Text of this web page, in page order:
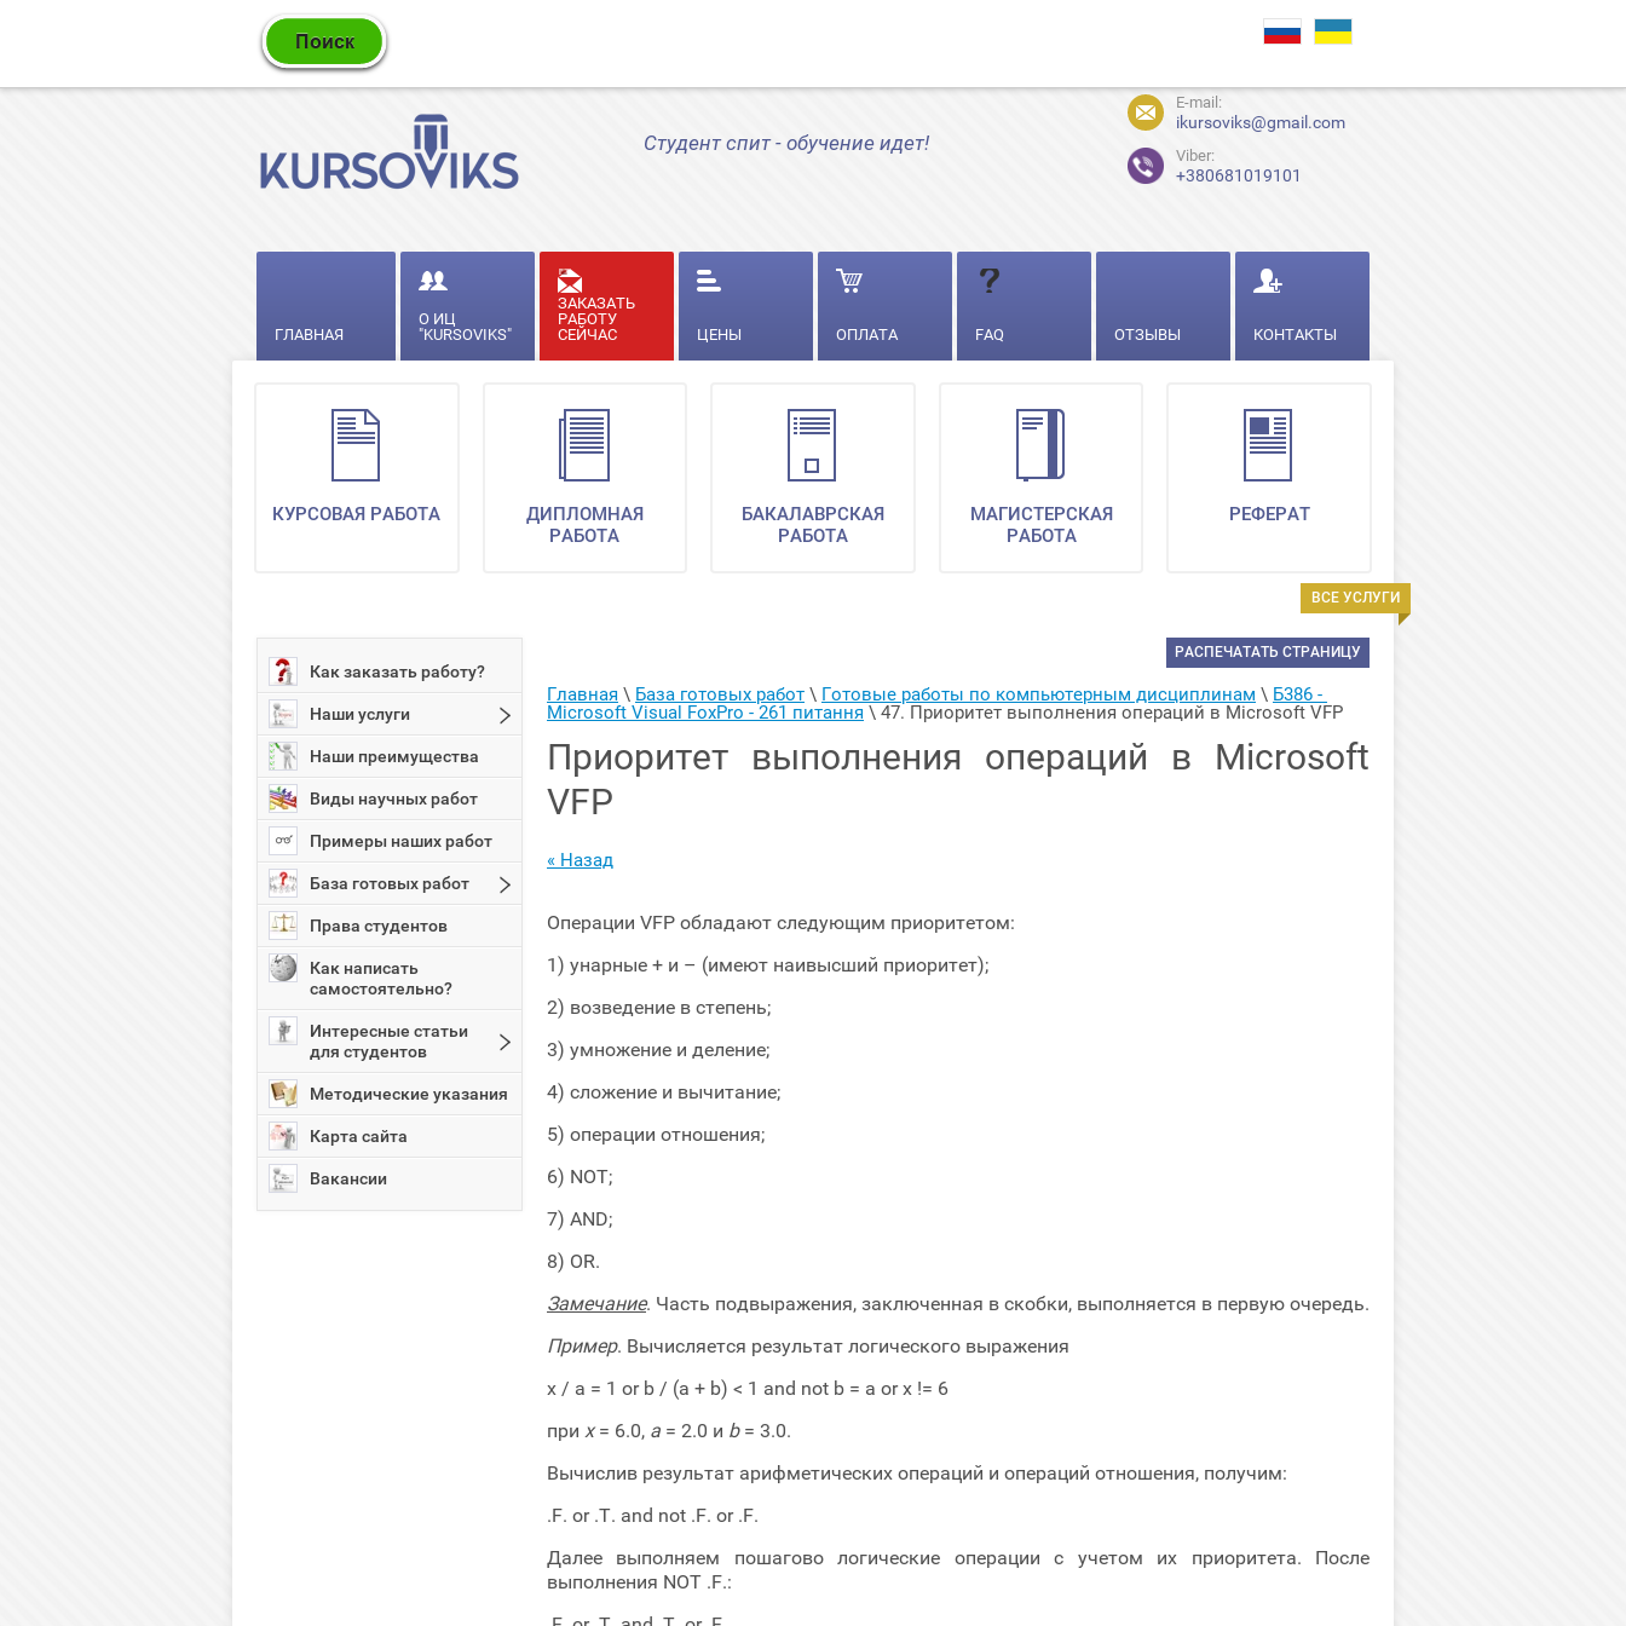
Студент спит - обучение идет!
E-mail:
ikursoviks@gmail.com
Viber:
+380681019101
ГЛАВНАЯ
О ИЦ
"KURSOVIKS"
ЗАКАЗАТЬ
РАБОТУ
СЕЙЧАС
ЦЕНЫ ОПЛАТА FAQ ОТЗЫВЫ КОНТАКТЫ
ВСЕ УСЛУГИ
КУРСОВАЯ РАБОТА
ДИПЛОМНАЯ
РАБОТА
БАКАЛАВРСКАЯ
РАБОТА
МАГИСТЕРСКАЯ
РАБОТА
РЕФЕРАТ
Как заказать работу?
Наши услуги
Наши преимущества
Виды научных работ
Примеры наших работ
База готовых работ
Права студентов
Как написать
самостоятельно?
Интересные статьи
для студентов
Методические указания
Карта сайта
Вакансии
РАСПЕЧАТАТЬ СТРАНИЦУ
Главная \ База готовых работ \ Готовые работы по компьютерным дисциплинам \ Б386 -
Microsoft Visual FoxPro - 261 питання \ 47. Приоритет выполнения операций в Microsoft VFP
Приоритет выполнения операций в Microsoft
VFP
« Назад
Операции VFP обладают следующим приоритетом:
1) унарные + и – (имеют наивысший приоритет);
2) возведение в степень;
3) умножение и деление;
4) сложение и вычитание;
5) операции отношения;
6) NOT;
7) AND;
8) OR.
Замечание. Часть подвыражения, заключенная в скобки, выполняется в первую очередь.
Пример. Вычисляется результат логического выражения
x / a = 1 or b / (a + b) < 1 and not b = a or x != 6
при x= 6.0, a = 2.0 и b= 3.0.
Вычислив результат арифметических операций и операций отношения, получим:
.F. or .T. and not .F. or .F.
Далее выполняем пошагово логические операции с учетом их приоритета. После
выполнения NOT .F.: